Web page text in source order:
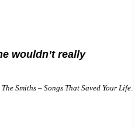
wouldn’t really
The Smiths – Songs That Saved Your Life.